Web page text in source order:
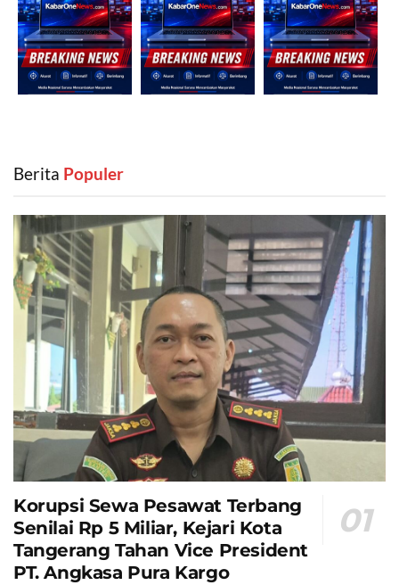
Berita ‎ Populer
Korupsi Sewa Pesawat Terbang
Senilai Rp 5 Miliar, Kejari Kota
Tangerang Tahan Vice President
PT. Angkasa Pura Kargo